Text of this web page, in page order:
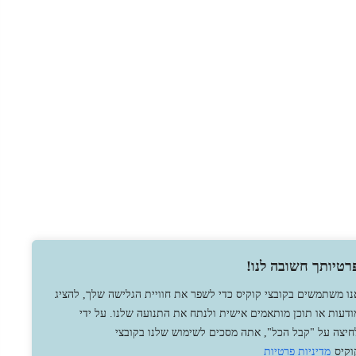
חשובה לנו!
משתמשים בקובצי קוקיס כדי לשפר את חוויית הגלישה שלך, להציג
או תוכן מותאמים אישית ולנתח את התנועה שלנו. על ידי
על "קבל הכל", אתה מסכים לשימוש שלנו בקובצי
מדיניות פרטיות